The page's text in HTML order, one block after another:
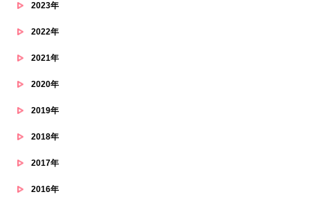
2023年
2022年
2021年
2020年
2019年
2018年
2017年
2016年